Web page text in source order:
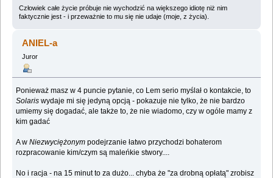
Człowiek całe życie próbuje nie wychodzić na większego idiotę niż nim
faktycznie jest - i przeważnie to mu się nie udaje (moje, z życia).
ANIEL-a
Juror
Ponieważ masz w 4 puncie pytanie, co Lem serio myślał o kontakcie, to
Solaris wydaje mi się jedyną opcją - pokazuje nie tylko, że nie bardzo
umiemy się dogadać, ale także to, że nie wiadomo, czy w ogóle mamy z
kim gadać
A wNiezwyciężonym podejrzanie łatwo przychodzi bohaterom
rozpracowanie kim/czym są maleńkie stwory....
No i racja - na 15 minut to za dużo... chyba że "za drobną opłatą" zrobisz